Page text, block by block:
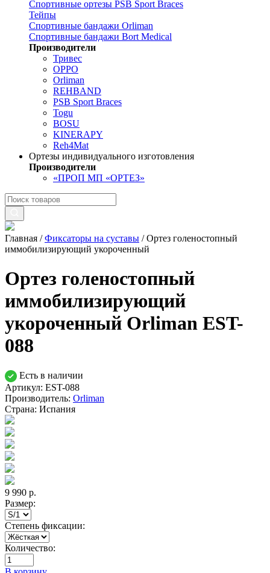
Спортивные ортезы PSB Sport Braces
Тейпы
Спортивные бандажи Orliman
Спортивные бандажи Bort Medical
Производители
Тривес
OPPO
Orliman
REHBAND
PSB Sport Braces
Togu
BOSU
KINERAPY
Reh4Mat
Ортезы индивидуального изготовления
Производители
«ПРОП МП «ОРТЕЗ»
Главная /Фиксаторы на суставы /Ортез голеностопный
иммобилизирующий укороченный
Ортез голеностопный
иммобилизирующий
укороченный Orliman EST-
088
Есть в наличии
Артикул: EST-088
Производитель: Orliman
Страна: Испания
9 990 р.
Размер:
Степень фиксации:
Количество: